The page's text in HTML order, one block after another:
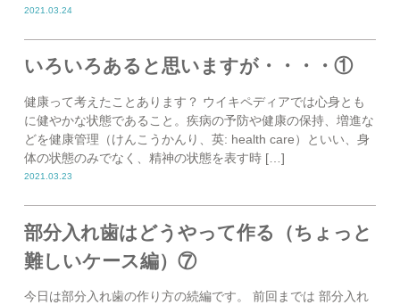
2021.03.24
いろいろあると思いますが・・・・①
健康って考えたことあります？ ウイキペディアでは心身とも
に健やかな状態であること。疾病の予防や健康の保持、増進な
どを健康管理（けんこうかんり、英: health care）といい、身
体の状態のみでなく、精神の状態を表す時 […]
2021.03.23
部分入れ歯はどうやって作る（ちょっと
難しいケース編）⑦
今日は部分入れ歯の作り方の続編です。 前回までは 部分入れ